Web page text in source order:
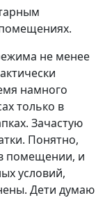
не менее
намного
только в
Зачастую
Понятно,
помещении, и
условий,
Дети думаю